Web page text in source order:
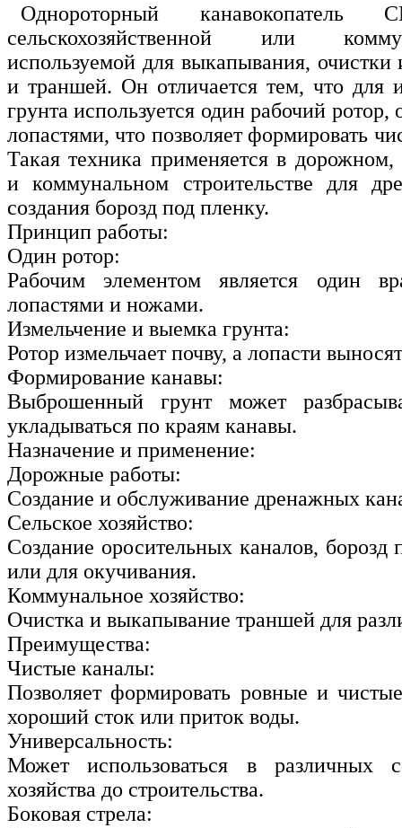
Однороторный
сельскохозяйственной или
используемой для выкапывания,
и траншей. Он отличается тем, что для
грунта используется один рабочий
лопастями, что позволяет формировать
Такая техника применяется в дорожном,
и коммунальном строительстве для
создания борозд под пленку.
Принцип работы:
Один ротор:
Рабочим элементом является один
лопастями и ножами.
Измельчение и выемка грунта:
Ротор измельчает почву, а лопасти
Формирование канавы:
Выброшенный грунт может
укладываться по краям канавы.
Назначение и применение:
Дорожные работы:
Создание и обслуживание дренажных
Сельское хозяйство:
Создание оросительных каналов, борозд
или для окучивания.
Коммунальное хозяйство:
Очистка и выкапывание траншей для
Преимущества:
Чистые каналы:
Позволяет формировать ровные и
хороший сток или приток воды.
Универсальность:
Может использоваться в различных
хозяйства до строительства.
Боковая стрела: